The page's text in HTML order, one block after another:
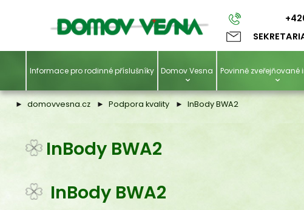
Informace pro rodinné příslušníky Domov Vesna Povinně
domovvesna.cz Podpora kvality InBody BWA2
InBody BWA2